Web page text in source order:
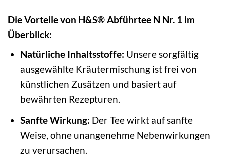
Die Vorteile von H&S® Abführtee N Nr. 1 im
Überblick:
Natürliche Inhaltsstoffe: Unsere sorgfältig
ausgewählte Kräutermischung ist frei von
künstlichen Zusätzen und basiert auf
bewährten Rezepturen.
Sanfte Wirkung: Der Tee wirkt auf sanfte
Weise, ohne unangenehme Nebenwirkungen
zu verursachen.